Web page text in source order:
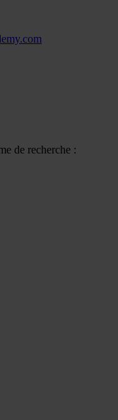
de recherche :